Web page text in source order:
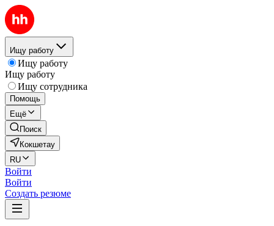
Ищу работу
Ищу работу
Ищу работу
Ищу сотрудника
Помощь
Ещё
Поиск
Кокшетау
RU
Войти
Войти
Создать резюме